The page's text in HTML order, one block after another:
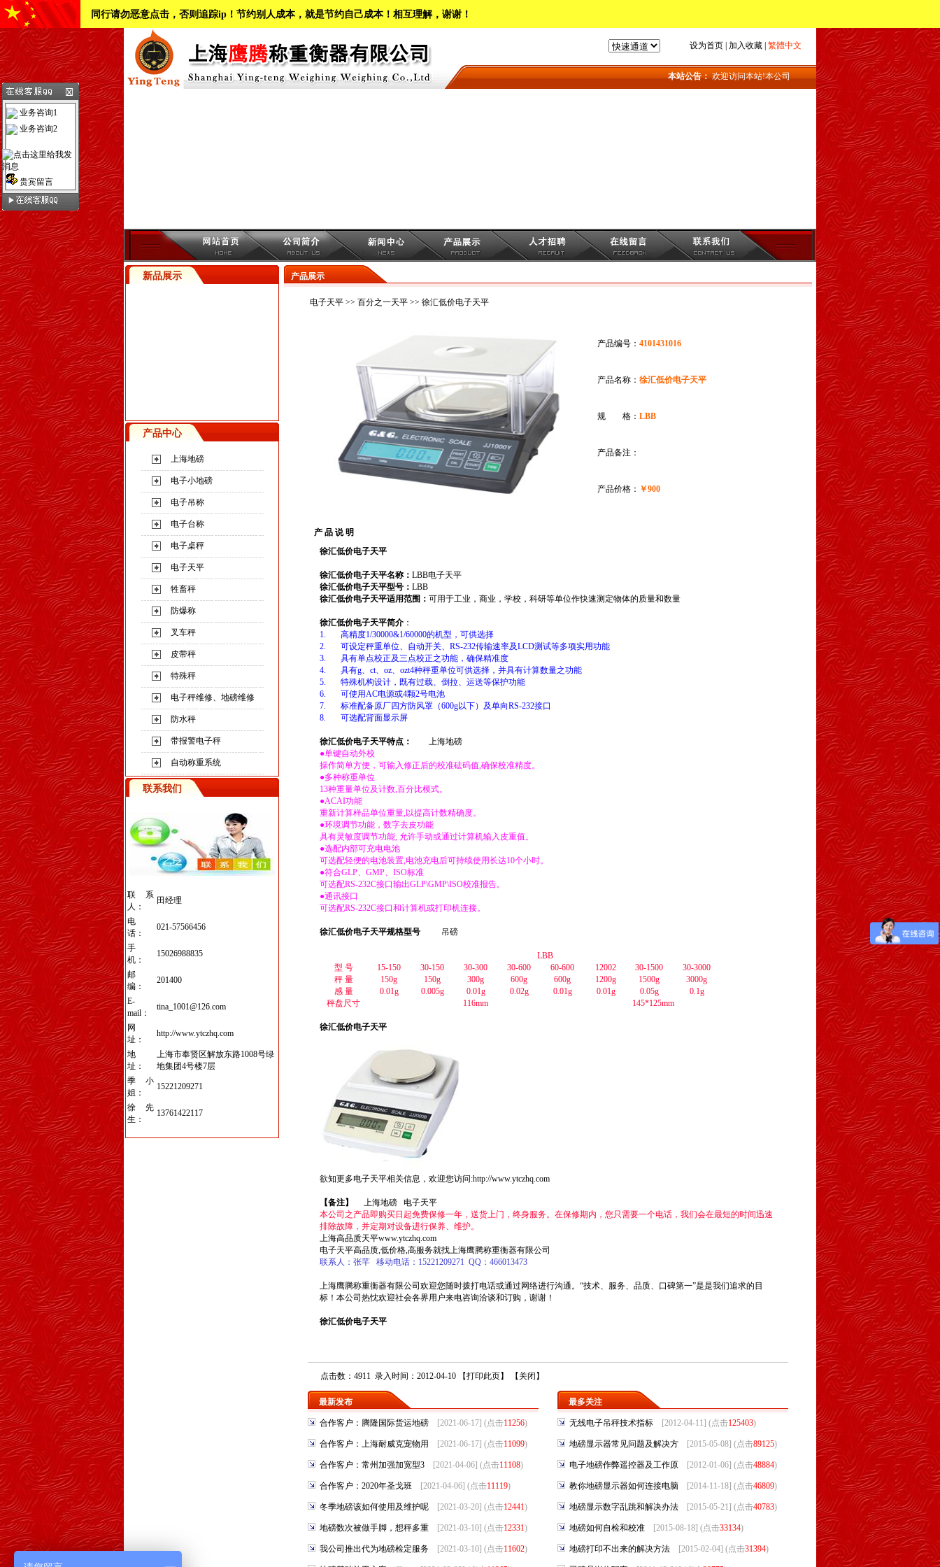
同行请勿恶意点击，否则追踪ip！节约别人成本，就是节约自己成本！相互理解，谢谢！
设为首页| 加入收藏| 繁體中文
本站公告： 欢迎访问本站!本公司主要产品：地磅_上海地磅_地磅维修
新品展示
产品中心
上海地磅
电子小地磅
电子吊称
电子台称
电子桌秤
电子天平
牲畜秤
防爆称
叉车秤
皮带秤
特殊秤
电子秤维修、地磅维修
防水秤
带报警电子秤
自动称重系统
联系我们
联系
人：
田经理
电
话：
021-57566456
手
机：
15026988835
邮
编：
201400
E-
mail：
tina_1001@126.com
网
址：
http://www.ytczhq.com
地
址：
上海市奉贤区解放东路1008号绿
地集团4号楼7层
季小
姐：
15221209271
徐先
生：
13761422117
产品展示
电子天平>> 百分之一天平>> 徐汇低价电子天平
产品编号： 4101431016
产品名称： 徐汇低价电子天平
规 格： LBB
产品备注：
产品价格： ￥900
产 品 说 明
徐汇低价电子天平
徐汇低价电子天平名称： LBB电子天平
徐汇低价电子天平型号： LBB
徐汇低价电子天平适用范围： 可用于工业，商业，学校，科研等单位作快速测定物体的质量和数量
徐汇低价电子天平简介 ：
1. 高精度1/30000&1/60000的机型，可供选择
2. 可设定秤重单位、自动开关、RS-232传输速率及LCD测试等多项实用功能
3. 具有单点校正及三点校正之功能，确保精准度
4. 具有g、ct、oz、ozt4种秤重单位可供选择，并具有计算数量之功能
5. 特殊机构设计，既有过载、倒拉、运送等保护功能
6. 可使用AC电源或4颗2号电池
7. 标准配备原厂四方防风罩（600g以下）及单向RS-232接口
8. 可选配背面显示屏
徐汇低价电子天平特点：
上海地磅
●单键自动外校
操作简单方便，可输入修正后的校准砝码值,确保校准精度。
●多种称重单位
13种重量单位及计数,百分比模式。
●ACAI功能
重新计算样品单位重量,以提高计数精确度。
●环境调节功能，数字去皮功能
具有灵敏度调节功能, 允许手动或通过计算机输入皮重值。
●选配内部可充电电池
可选配轻便的电池装置,电池充电后可持续使用长达10个小时。
●符合GLP、GMP、ISO标准
可选配RS-232C接口输出GLP\GMP\ISO校准报告。
●通讯接口
可选配RS-232C接口和计算机或打印机连接。
徐汇低价电子天平规格型号 吊磅
型 号
LBB
15-150
30-150 30-300 30-600 60-600 12002 30-1500
30-3000
秤 量
150g 150g 300g 600g 600g 1200g 1500g
3000g
感 量
0.01g 0.005g 0.01g 0.02g 0.01g 0.01g 0.05g
0.1g
秤盘尺寸
116mm 145*125mm
徐汇低价电子天平
欲知更多电子天平相关信息，欢迎您访问:http://www.ytczhq.com
【备注】 上海地磅
电子天平
本公司之产品即购买日起免费保修一年，送货上门，终身服务。在保修期内，您只需要一个电话，我们会在最短的时间迅速
排除故障，并定期对设备进行保养、维护。
上海高品质天平www.ytczhq.com
电子天平高品质,低价格,高服务就找上海鹰腾称重衡器有限公司
联系人：张芊 移动电话：15221209271 QQ：466013473
上海鹰腾称重衡器有限公司 欢迎您随时拨打电话或通过网络进行沟通。“技术、服务、品质、口碑第一”是是我们追求的目
标！本公司热忱欢迎社会各界用户来电咨询洽谈和订购，谢谢！
徐汇低价电子天平
点击数：4911 录入时间：2012-04-10 【打印此页】 【 关闭 】
最新发布
合作客户：腾隆国际货运地磅 [2021-06-17] (点击11256)
合作客户：上海耐威克宠物用 [2021-06-17] (点击11099)
合作客户：常州加强加宽型3 [2021-04-06] (点击11108)
合作客户：2020年圣戈班 [2021-04-06] (点击11119)
冬季地磅该如何使用及维护呢 [2021-03-20] (点击12441)
地磅数次被做手脚，想秤多重 [2021-03-10] (点击12331)
我公司推出代为地磅检定服务 [2021-03-10] (点击11602)
最多关注
无线电子吊秤技术指标 [2012-04-11] (点击125403)
地磅显示器常见问题及解决方 [2015-05-08] (点击89125)
电子地磅作弊遥控器及工作原 [2012-01-06] (点击48884)
教你地磅显示器如何连接电脑 [2014-11-18] (点击46809)
地磅显示数字乱跳和解决办法 [2015-05-21] (点击40783)
地磅如何自检和校准 [2015-08-18] (点击33134)
地磅打印不出来的解决方法 [2015-02-04] (点击31394)
业务咨询1
业务咨询2
贵宾留言